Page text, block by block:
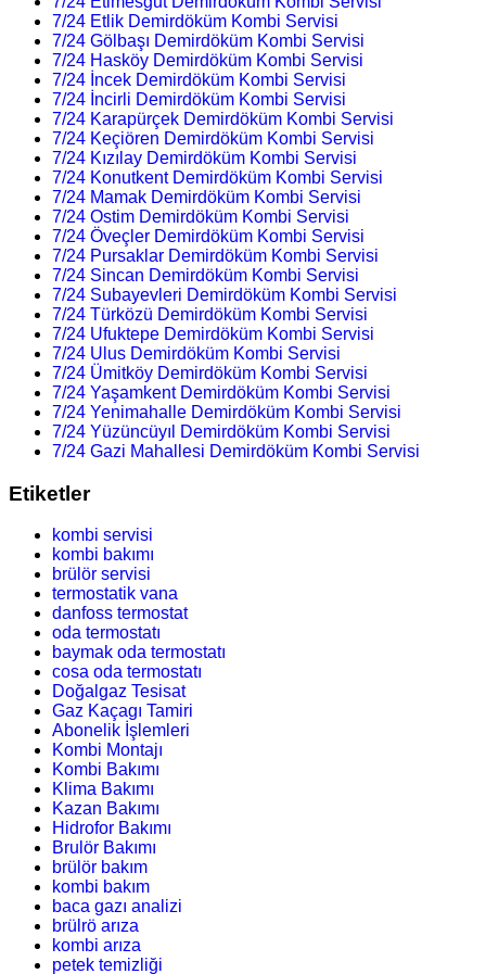
7/24 Etlik Demirdöküm Kombi Servisi
7/24 Gölbaşı Demirdöküm Kombi Servisi
7/24 Hasköy Demirdöküm Kombi Servisi
7/24 İncek Demirdöküm Kombi Servisi
7/24 İncirli Demirdöküm Kombi Servisi
7/24 Karapürçek Demirdöküm Kombi Servisi
7/24 Keçiören Demirdöküm Kombi Servisi
7/24 Kızılay Demirdöküm Kombi Servisi
7/24 Konutkent Demirdöküm Kombi Servisi
7/24 Mamak Demirdöküm Kombi Servisi
7/24 Ostim Demirdöküm Kombi Servisi
7/24 Öveçler Demirdöküm Kombi Servisi
7/24 Pursaklar Demirdöküm Kombi Servisi
7/24 Sincan Demirdöküm Kombi Servisi
7/24 Subayevleri Demirdöküm Kombi Servisi
7/24 Türközü Demirdöküm Kombi Servisi
7/24 Ufuktepe Demirdöküm Kombi Servisi
7/24 Ulus Demirdöküm Kombi Servisi
7/24 Ümitköy Demirdöküm Kombi Servisi
7/24 Yaşamkent Demirdöküm Kombi Servisi
7/24 Yenimahalle Demirdöküm Kombi Servisi
7/24 Yüzüncüyıl Demirdöküm Kombi Servisi
7/24 Gazi Mahallesi Demirdöküm Kombi Servisi
Etiketler
kombi servisi
kombi bakımı
brülör servisi
termostatik vana
danfoss termostat
oda termostatı
baymak oda termostatı
cosa oda termostatı
Doğalgaz Tesisat
Gaz Kaçagı Tamiri
Abonelik İşlemleri
Kombi Montajı
Kombi Bakımı
Klima Bakımı
Kazan Bakımı
Hidrofor Bakımı
Brulör Bakımı
brülör bakım
kombi bakım
baca gazı analizi
brülrö arıza
kombi arıza
petek temizliği